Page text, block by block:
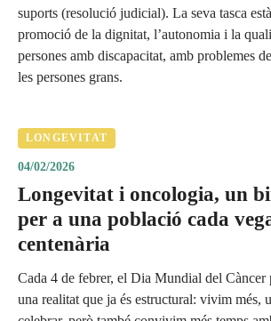
suports (resolució judicial). La seva tasca
promoció de la dignitat, l’autonomia i la
persones amb discapacitat, amb problemes
les persones grans.
LONGEVITAT
04/02/2026
Longevitat i oncologia, un
per a una població cada
centenària
Cada 4 de febrer, el Dia Mundial del Càncer
una realitat que ja és estructural: vivim més,